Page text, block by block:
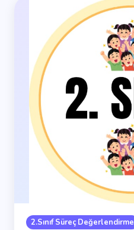
2.Sınıf Süreç Değerlendirme